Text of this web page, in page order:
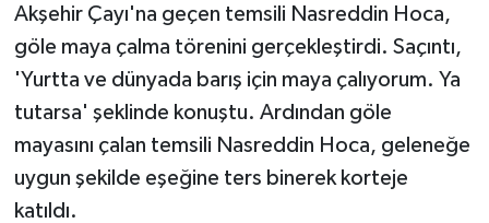
Akşehir Çayı'na geçen temsili Nasreddin Hoca,
göle maya çalma törenini gerçekleştirdi. Saçıntı,
'Yurtta ve dünyada barış için maya çalıyorum. Ya
tutarsa' şeklinde konuştu. Ardından göle
mayasını çalan temsili Nasreddin Hoca, geleneğe
uygun şekilde eşeğine ters binerek korteje
katıldı.